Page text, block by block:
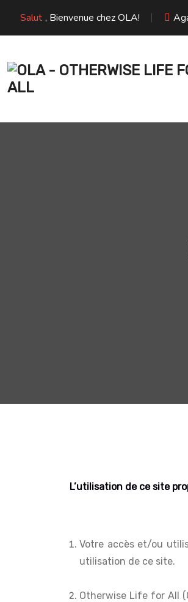
Salut , Bienvenue chez OLA!
L’utilisation de ce site
Votre accès et/ou
utilisation de ce site.
Otherwise Life for All